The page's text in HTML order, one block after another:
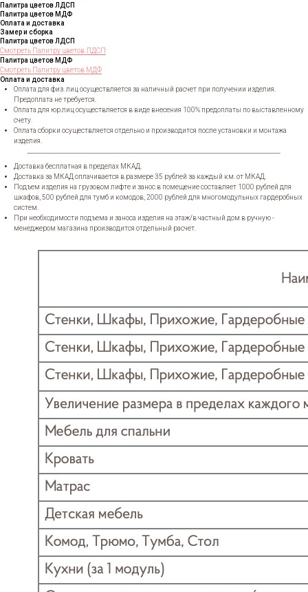
Палитра цветов ЛДСП
Палитра цветов МДФ
Оплата и доставка
Замер и сборка
Палитра цветов ЛДСП
Смотреть Палитру цветов ЛДСП
Палитра цветов МДФ
Смотреть Палитру цветов МДФ
Оплата и доставка
Оплата для физ. лиц осуществляется за наличный расчет при получении изделия.
Предоплата не требуется.
Оплата для юр.лиц осуществляется в виде внесения 100% предоплаты по выставленному
счету.
Оплата сборки осуществляется отдельно и производится после установки и монтажа
изделия.
Доставка бесплатная в пределах МКАД.
Доставка за МКАД оплачивается в размере 35 рублей за каждый км. от МКАД.
Подъем изделия на грузовом лифте и занос в помещение составляет 1000 рублей для
шкафов, 500 рублей для тумб и комодов, 2000 рублей для многомодульных гардеробных
систем.
При необходимости подъема и заноса изделия на этаж/в частный дом в ручную -
менеджером магазина производится отдельный расчет.